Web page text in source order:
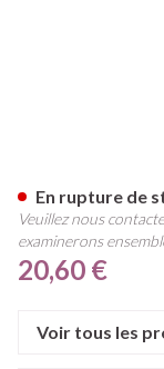
20,60 €
En rupture de
Veuillez nous
examinerons
Voir tous les